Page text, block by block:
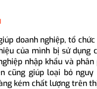
doanh nghiệp, tổ
của mình bị sử dụng
nhập khẩu và phân
cũng giúp loại bỏ
kém chất lượng trên